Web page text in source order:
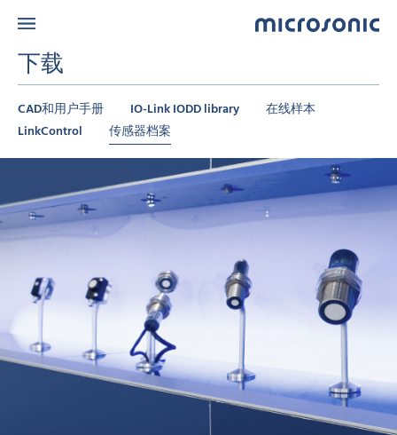
下载
CAD和用户手册 IO-Link IODD library
在线样本
LinkControl
传感器档案